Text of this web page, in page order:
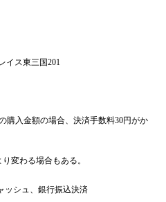
イス東三国201
購入金額の場合、決済手数料30円がか
変わる場合もある。
ッシュ、銀行振込決済